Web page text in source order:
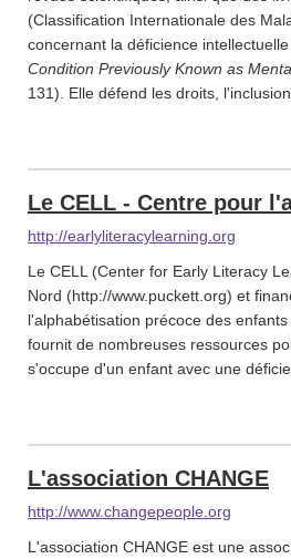
(Classification Internationale des
concernant la déficience intellectuelle
Condition Previously Known as
131). Elle défend les droits,
Le CELL - Centre pour
http://earlyliteracylearning.org
Le CELL (Center for Early Literacy
Nord (http://www.puckett.org) et
l'alphabétisation précoce des
fournit de nombreuses ressources
s'occupe d'un enfant avec une
L'association CHANGE
http://www.changepeople.org
L'association CHANGE est une